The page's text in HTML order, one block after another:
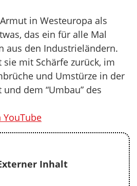
in Westeuropa als
das ein für alle Mal
aus den Industrieländern.
mit Schärfe zurück, im
und Umstürze in der
dem “Umbau” des
YouTube
Inhalt